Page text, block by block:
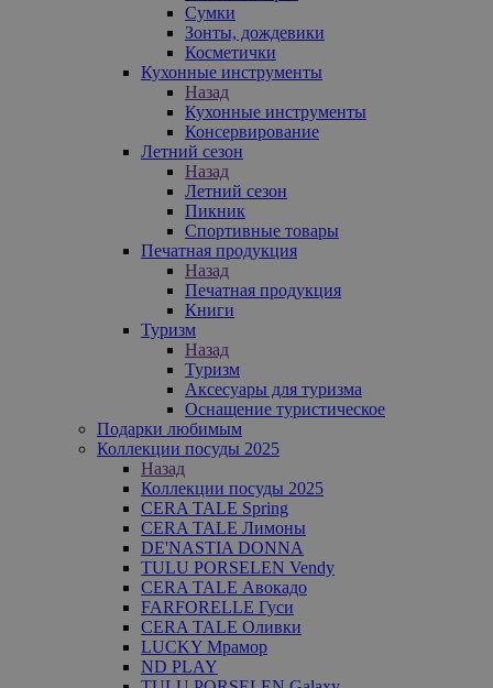
Сумки
Зонты, дождевики
Косметички
Кухонные инструменты
Назад
Кухонные инструменты
Консервирование
Летний сезон
Назад
Летний сезон
Пикник
Спортивные товары
Печатная продукция
Назад
Печатная продукция
Книги
Туризм
Назад
Туризм
Аксесуары для туризма
Оснащение туристическое
Подарки любимым
Коллекции посуды 2025
Назад
Коллекции посуды 2025
CERA TALE Spring
CERA TALE Лимоны
DE'NASTIA DONNA
TULU PORSELEN Vendy
CERA TALE Авокадо
FARFORELLE Гуси
CERA TALE Оливки
LUCKY Мрамор
ND PLAY